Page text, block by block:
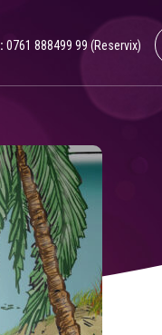
0761 888499 99 (Reservix)